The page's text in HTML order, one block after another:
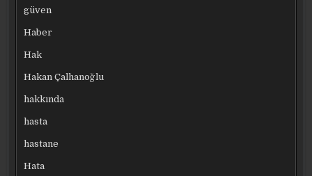
güven
Haber
Hak
Hakan Çalhanoğlu
hakkında
hasta
hastane
Hata